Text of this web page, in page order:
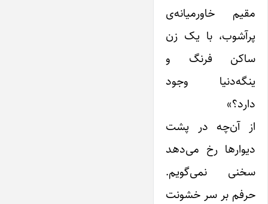
مقیم خاورمیانه‌ی
پرآشوب، با یک زن
ساکن فرنگ و
ینگه‌دنیا وجود
دارد؟»
از آن‌چه در پشت
دیوارها رخ می‌دهد
سخنی نمی‌گویم.
حرفم بر سر خشونت